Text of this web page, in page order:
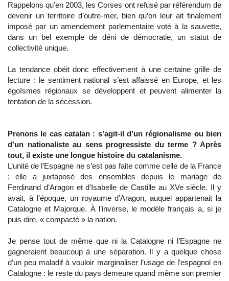
Rappelons qu’en 2003, les Corses ont refusé par référendum de
devenir un territoire d’outre-mer, bien qu’on leur ait finalement
imposé par un amendement parlementaire voté à la sauvette,
dans un bel exemple de déni de démocratie, un statut de
collectivité unique.
La tendance obéit donc effectivement à une certaine grille de
lecture : le sentiment national s’est affaissé en Europe, et les
égoïsmes régionaux se développent et peuvent alimenter la
tentation de la sécession.
Prenons le cas catalan : s’agit-il d’un régionalisme ou bien
d’un nationaliste au sens progressiste du terme ? Après
tout, il existe une longue histoire du catalanisme.
L’unité de l’Espagne ne s’est pas faite comme celle de la France
: elle a juxtaposé des ensembles depuis le mariage de
Ferdinand d’Aragon et d’Isabelle de Castille au XVe siècle. Il y
avait, à l’époque, un royaume d’Aragon, auquel appartenait la
Catalogne et Majorque. À l’inverse, le modèle français a, si je
puis dire, « compacté » la nation.
Je pense tout de même que ni la Catalogne ni l’Espagne ne
gagneraient beaucoup à une séparation. Il y a quelque chose
d’un peu maladif à vouloir marginaliser l’usage de l’espagnol en
Catalogne : le reste du pays demeure quand même son premier